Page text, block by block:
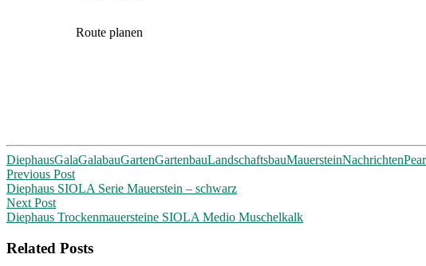
Route planen
DiephausGalaGalabauGartenGartenbauLandschaftsbauMauersteinNachrichten
Post
navigation
Previous Post
Diephaus SIOLA Serie Mauerstein – schwarz
Next Post
Diephaus Trockenmauersteine SIOLA Medio Muschelkalk
Related Posts